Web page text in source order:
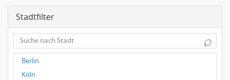
Stadtfilter
⌕
Berlin
Köln